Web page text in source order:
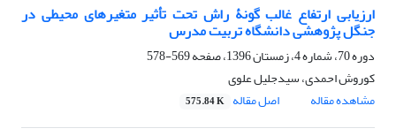
ارزیابی ارتفاع غالب گونۀ راش تحت تأثیر متغیرهای محیطی در
جنگل پژوهشی دانشگاه تربیت مدرس
دوره 70، شماره 4، زمستان 1396، صفحه
569-578
کوروش احمدی، سیدجلیل علوی
مشاهده مقاله
اصل مقاله 575.84 K